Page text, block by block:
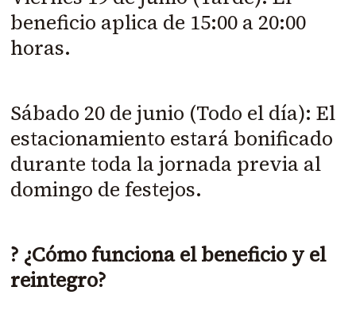
beneficio aplica de 15:00 a 20:00
horas.
Sábado 20 de junio (Todo el día): El
estacionamiento estará bonificado
durante toda la jornada previa al
domingo de festejos.
? ¿Cómo funciona el beneficio y el
reintegro?